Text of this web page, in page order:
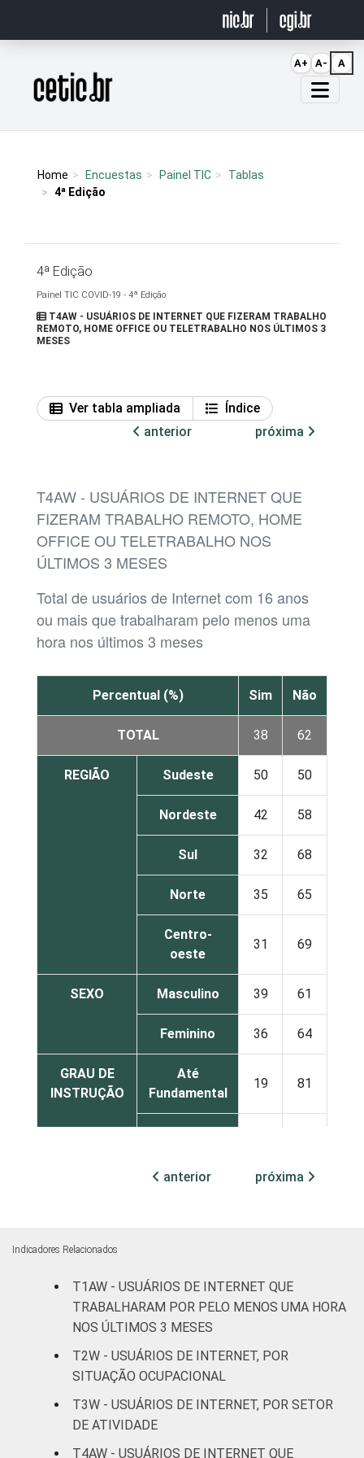
Página inicial
Home Encuestas Painel TIC
Tablas
4ª Edição
4ª Edição
Painel TIC COVID-19 - 4ª Edição
T4AW - USUÁRIOS DE INTERNET QUE FIZERAM TRABALHO
REMOTO, HOME OFFICE OU TELETRABALHO NOS ÚLTIMOS 3
MESES
Ver tabla ampliada
Índice
anterior
próxima
T4AW - USUÁRIOS DE INTERNET QUE
FIZERAM TRABALHO REMOTO, HOME
OFFICE OU TELETRABALHO NOS
ÚLTIMOS 3 MESES
Total de usuários de Internet com 16 anos
ou mais que trabalharam pelo menos uma
hora nos últimos 3 meses
Percentual (%) Sim Não
TOTAL 38 62
REGIÃO Sudeste 50 50
Nordeste 42 58
Sul 32 68
Norte 35 65
Centro-
oeste
31 69
SEXO Masculino 39 61
Feminino 36 64
GRAU DE
INSTRUÇÃO
Até
Fundamental
19 81
Superior 61 39
anos
38
De 35 a 44
anos
anos
39 61
De 60 anos
anterior próxima
Indicadores Relacionados
T1AW - USUÁRIOS DE INTERNET QUE
TRABALHARAM POR PELO MENOS UMA HORA
NOS ÚLTIMOS 3 MESES
T2W - USUÁRIOS DE INTERNET, POR
SITUAÇÃO OCUPACIONAL
T3W - USUÁRIOS DE INTERNET, POR SETOR
DE ATIVIDADE
T4AW - USUÁRIOS DE INTERNET QUE
A+ A- A